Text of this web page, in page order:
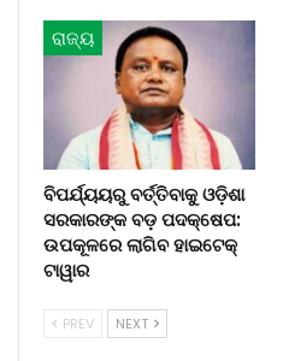
ରାଜ୍ୟ
ବିପର୍ଯ୍ୟୟରୁ ବର୍ତ୍ତିବାକୁ ଓଡ଼ିଶା
ସରକାରଙ୍କ ବଡ଼ ପଦକ୍ଷେପ:
ଉପକୂଳରେ ଲାଗିବ ହାଇଟେକ୍‌
ଟାୱାର
PREV NEXT